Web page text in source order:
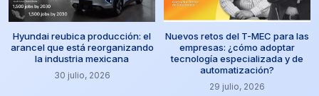
Hyundai reubica producción: el
arancel que está reorganizando
la industria mexicana
30 julio, 2026
Nuevos retos del T-MEC para las
empresas: ¿cómo adoptar
tecnología especializada y de
automatización?
29 julio, 2026